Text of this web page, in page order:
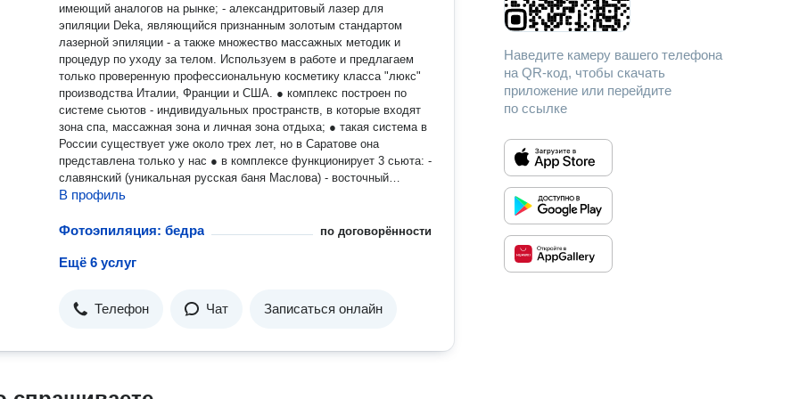
имеющий аналогов на рынке; - александритовый лазер для
эпиляции Deka, являющийся признанным золотым стандартом
лазерной эпиляции - а также множество массажных методик и
процедур по уходу за телом. Используем в работе и предлагаем
только проверенную профессиональную косметику класса "люкс"
производства Италии, Франции и США. ● комплекс построен по
системе сьютов - индивидуальных пространств, в которые входят
зона спа, массажная зона и личная зона отдыха; ● такая система в
России существует уже около трех лет, но в Саратове она
представлена только у нас ● в комплексе функционирует 3 сьюта: -
славянский (уникальная русская баня Маслова) - восточный
(хаммам) - аква сьют (джакузи+) ● под каждый сьют разработаны
пилинги и различные виды распаривания. Позвольте себе давно
которая унесет на волнах удовольствия прочь от стрессов
Уютный и гостеприимный салон красоты, расположившийся в
В профиль
Фотоэпиляция: бедра по договорённости
Ещё 6 услуг
Телефон Чат Записаться онлайн
Наведите камеру вашего телефона
на QR-код, чтобы скачать
приложение или перейдите
по ссылке